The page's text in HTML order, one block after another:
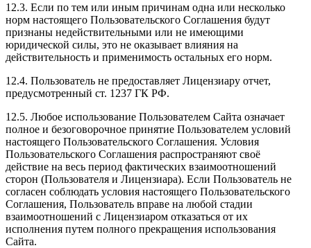
12.3. Если по тем или иным причинам одна или несколько
норм настоящего Пользовательского Соглашения будут
признаны недействительными или не имеющими
юридической силы, это не оказывает влияния на
действительность и применимость остальных его норм.
12.4. Пользователь не предоставляет Лицензиару отчет,
предусмотренный ст. 1237 ГК РФ.
12.5. Любое использование Пользователем Сайта означает
полное и безоговорочное принятие Пользователем условий
настоящего Пользовательского Соглашения. Условия
Пользовательского Соглашения распространяют своё
действие на весь период фактических взаимоотношений
сторон (Пользователя и Лицензиара). Если Пользователь не
согласен соблюдать условия настоящего Пользовательского
Соглашения, Пользователь вправе на любой стадии
взаимоотношений с Лицензиаром отказаться от их
исполнения путем полного прекращения использования
Сайта.